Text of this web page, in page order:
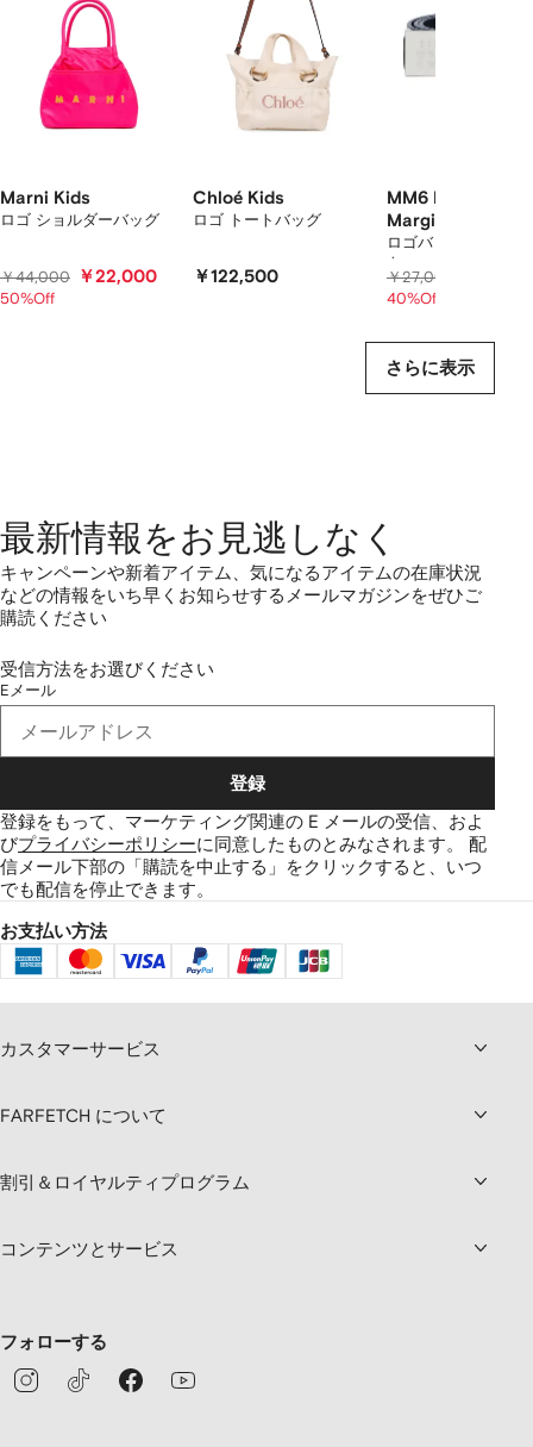
Marni Kids
ロゴ ショルダーバッグ
￥44,000 ￥22,000
50%Off
Chloé Kids
ロゴ トートバッグ
￥122,500
MM6 Maison
Margiela Kids
ロゴバックル レザ
ト
￥27,000
40%Off
さらに表示
最新情報をお見逃しなく
キャンペーンや新着アイテム、気になるアイテムの在庫状況
などの情報をいち早くお知らせするメールマガジンをぜひご
購読ください
受信方法をお選びください
Eメール
登録
登録をもって、マーケティング関連の E メールの受信、およ
びプライバシーポリシーに同意したものとみなされます。 配
信メール下部の「購読を中止する」をクリックすると、いつ
でも配信を停止できます。
お支払い方法
カスタマーサービス
FARFETCH について
割引＆ロイヤルティプログラム
コンテンツとサービス
フォローする